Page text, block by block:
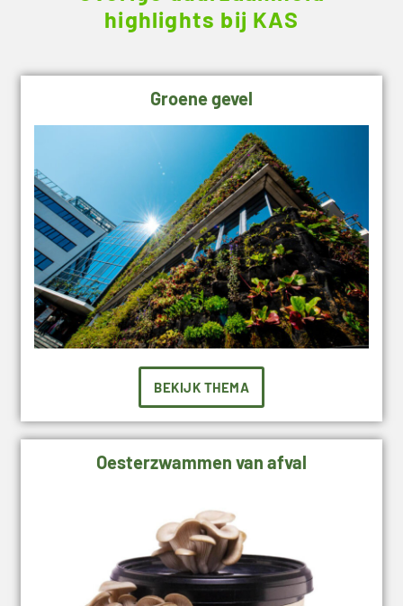
highlights bij KAS
Groene gevel
BEKIJK THEMA
Oesterzwammen van afval